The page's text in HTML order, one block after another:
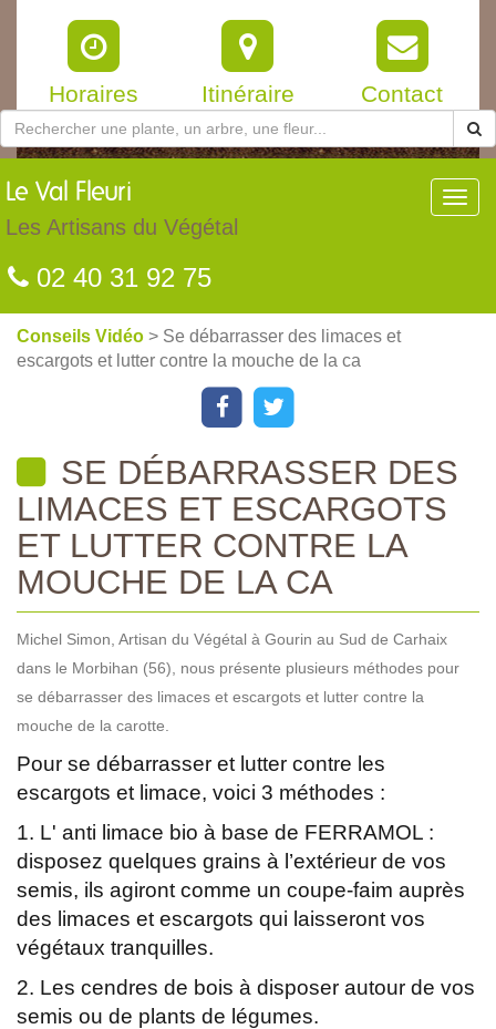
Horaires Itinéraire Contact
Le Val Fleuri
Les Artisans du Végétal
02 40 31 92 75
Conseils Vidéo > Se débarrasser des limaces et
escargots et lutter contre la mouche de la ca
SE DÉBARRASSER DES
LIMACES ET ESCARGOTS
ET LUTTER CONTRE LA
MOUCHE DE LA CA
Michel Simon, Artisan du Végétal à Gourin au Sud de Carhaix
dans le Morbihan (56), nous présente plusieurs méthodes pour
se débarrasser des limaces et escargots et lutter contre la
mouche de la carotte.
Pour se débarrasser et lutter contre les
escargots et limace, voici 3 méthodes :
1. L' anti limace bio à base de FERRAMOL :
disposez quelques grains à l’extérieur de vos
semis, ils agiront comme un coupe-faim auprès
des limaces et escargots qui laisseront vos
végétaux tranquilles.
2. Les cendres de bois à disposer autour de vos
semis ou de plants de légumes.